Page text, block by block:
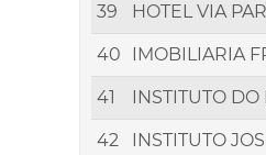
39 HOTEL VIA
40 IMOBILIARIA
41 INSTITUTO
42 INSTITUTO